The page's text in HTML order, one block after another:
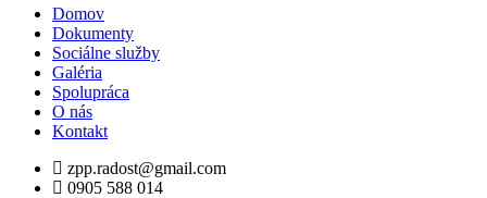
Domov
Dokumenty
Sociálne služby
Galéria
Spolupráca
O nás
Kontakt
zpp.radost@gmail.com
0905 588 014